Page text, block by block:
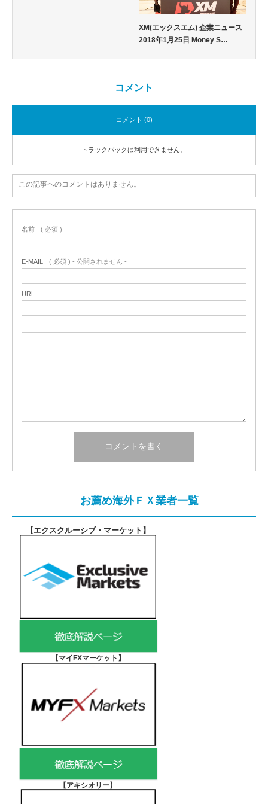
XM(エックスエム) 企業ニュース
2018年1月25日 Money S…
コメント
コメント (0)
トラックバックは利用できません。
この記事へのコメントはありません。
名前 ( 必須 )
E-MAIL ( 必須 ) - 公開されません -
URL
お薦め海外ＦＸ業者一覧
【エクスクルーシブ・マーケット 】
【マイFXマーケット 】
【アキシオリー】